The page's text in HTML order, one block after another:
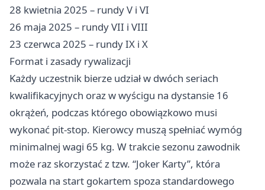
28 kwietnia 2025 – rundy V i VI
26 maja 2025 – rundy VII i VIII
23 czerwca 2025 – rundy IX i X
Format i zasady rywalizacji
Każdy uczestnik bierze udział w dwóch seriach
kwalifikacyjnych oraz w wyścigu na dystansie 16
okrążeń, podczas którego obowiązkowo musi
wykonać pit-stop. Kierowcy muszą spełniać wymóg
minimalnej wagi 65 kg. W trakcie sezonu zawodnik
może raz skorzystać z tzw. “Joker Karty”, która
pozwala na start gokartem spoza standardowego